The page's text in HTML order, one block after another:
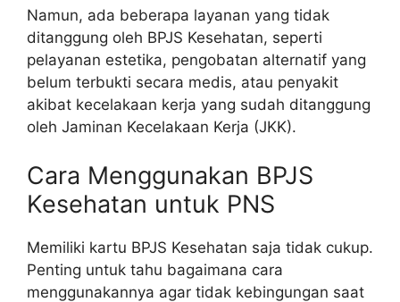
Namun, ada beberapa layanan yang tidak
ditanggung oleh BPJS Kesehatan, seperti
pelayanan estetika, pengobatan alternatif yang
belum terbukti secara medis, atau penyakit
akibat kecelakaan kerja yang sudah ditanggung
oleh Jaminan Kecelakaan Kerja (JKK).
Cara Menggunakan BPJS
Kesehatan untuk PNS
Memiliki kartu BPJS Kesehatan saja tidak cukup.
Penting untuk tahu bagaimana cara
menggunakannya agar tidak kebingungan saat